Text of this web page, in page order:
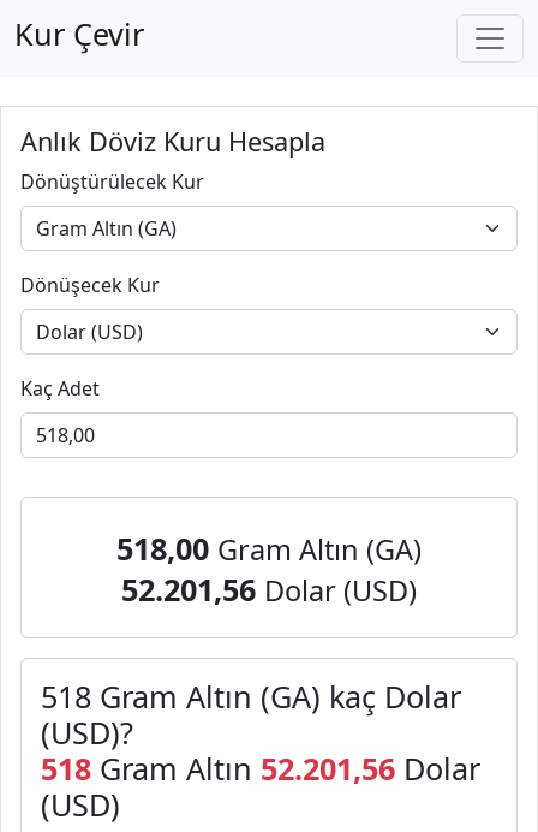
Kur Çevir
Anlık Döviz Kuru Hesapla
Dönüştürülecek Kur
Dönüşecek Kur
Kaç Adet
518,00 Gram Altın (GA)
52.201,56 Dolar (USD)
518 Gram Altın (GA) kaç Dolar
(USD)?
518 Gram Altın 52.201,56 Dolar
(USD)